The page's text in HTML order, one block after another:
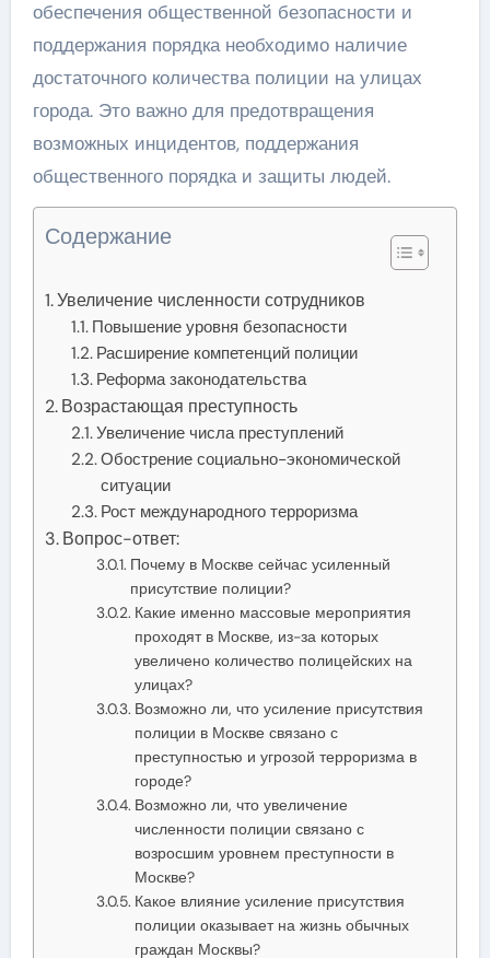
обеспечения общественной безопасности и
поддержания порядка необходимо наличие
достаточного количества полиции на улицах
города. Это важно для предотвращения
возможных инцидентов, поддержания
общественного порядка и защиты людей.
Содержание
Увеличение численности сотрудников
Повышение уровня безопасности
Расширение компетенций полиции
Реформа законодательства
Возрастающая преступность
Увеличение числа преступлений
Обострение социально-экономической
ситуации
Рост международного терроризма
Вопрос-ответ:
Почему в Москве сейчас усиленный
присутствие полиции?
Какие именно массовые мероприятия
проходят в Москве, из-за которых
увеличено количество полицейских на
улицах?
Возможно ли, что усиление присутствия
полиции в Москве связано с
преступностью и угрозой терроризма в
городе?
Возможно ли, что увеличение
численности полиции связано с
возросшим уровнем преступности в
Москве?
Какое влияние усиление присутствия
полиции оказывает на жизнь обычных
граждан Москвы?